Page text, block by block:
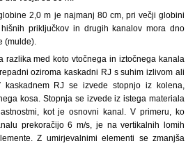
2,0 m je najmanj 80 cm, pri večji globini
priključkov in drugih kanalov mora dno
(mulde).
razlika med koto vtočnega in iztočnega kanala
oziroma kaskadni RJ s suhim izlivom ali
RJ se izvede stopnjo iz kolena,
kosa. Stopnja se izvede iz istega materiala
kot je osnovni kanal. V primeru, ko
prekoračijo 6 m/s, je na vertikalnih lomih
Z umirjevalnimi elementi se zmanjša